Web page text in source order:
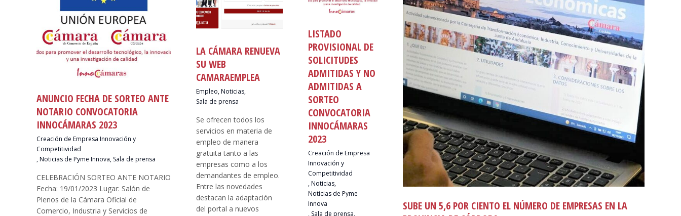
ANUNCIO FECHA DE SORTEO ANTE
NOTARIO CONVOCATORIA
INNOCÁMARAS 2023
Creación de Empresa Innovación y
Competitividad
,Noticias de Pyme Innova, Sala de prensa
CELEBRACIÓN SORTEO ANTE NOTARIO
Fecha: 19/01/2023 Lugar: Salón de
Plenos de la Cámara Oficial de
Comercio, Industria y Servicios de
LA CÁMARA RENUEVA
SU WEB
CAMARAEMPLEA
Empleo,Noticias,
Sala de prensa
Se ofrecen todos los
servicios en materia de
empleo de manera
gratuita tanto a las
empresas como a los
demandantes de empleo.
Entre las novedades
destacan la adaptación
del portal a nuevos
LISTADO
PROVISIONAL DE
SOLICITUDES
ADMITIDAS Y NO
ADMITIDAS A
SORTEO
CONVOCATORIA
INNOCÁMARAS
2023
Creación de Empresa
Innovación y
Competitividad
,Noticias,
Noticias de Pyme
Innova
, Sala de prensa,
SUBE UN 5,6 POR CIENTO EL NÚMERO DE EMPRESAS EN LA